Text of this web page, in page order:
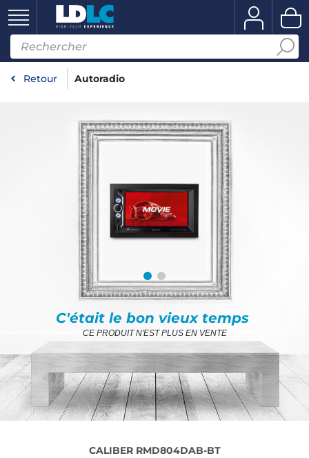
Retour Autoradio
C'était le bon vieux temps
CE PRODUIT N'EST PLUS EN VENTE
CALIBER RMD804DAB-BT